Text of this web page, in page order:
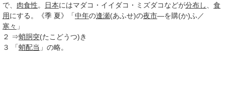
で、
肉食性。 日本にはマダコ・イイダコ・ミズダコなどが分布し
食
用にする。《季夏》「中年の逢瀬(あふせ)の夜市―を購(か)ふ／
寒々 」
２ ⇒蛸胴突(たこどうつ)き
３
「蛸配当 」の略。